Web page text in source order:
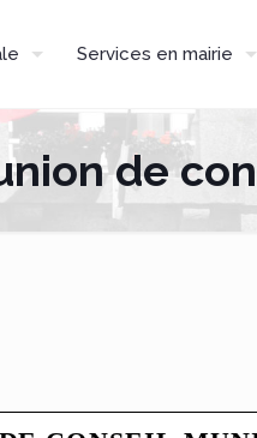
Services en mairie
de